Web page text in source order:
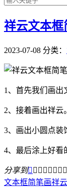
祥云文本框
2023-07-08 分类：
1、首先我们画出
2、接着画出祥云。
3、画出小圆点装
4、最后涂上好看
分享到       
文本框简笔画祥